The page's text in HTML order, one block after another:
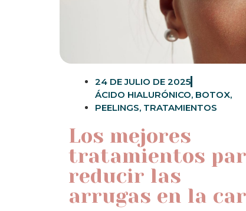
24 DE JULIO DE 2025
ÁCIDO HIALURÓNICO, BOTOX,
PEELINGS, TRATAMIENTOS
Los mejores
tratamientos
reducir las
arrugas en la